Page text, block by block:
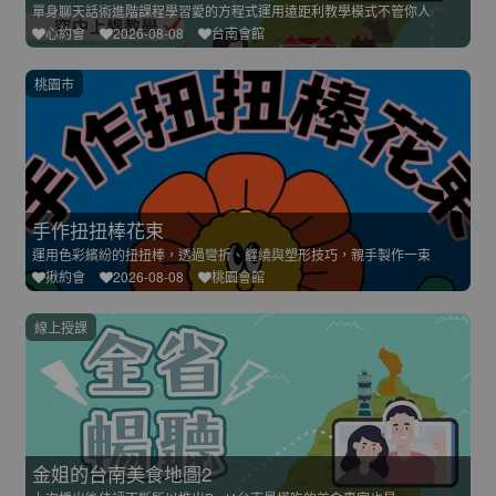
單身聊天話術進階課程學習愛的方程式運用遠距利教學模式不管你人
心約會
2026-08-08 台南會館
手作扭扭棒花束
運用色彩繽紛的扭扭棒，透過彎折、纏繞與塑形技巧，親手製作一束
揪約會
2026-08-08 桃園會館
桃園市
金姐的台南美食地圖2
線上授課